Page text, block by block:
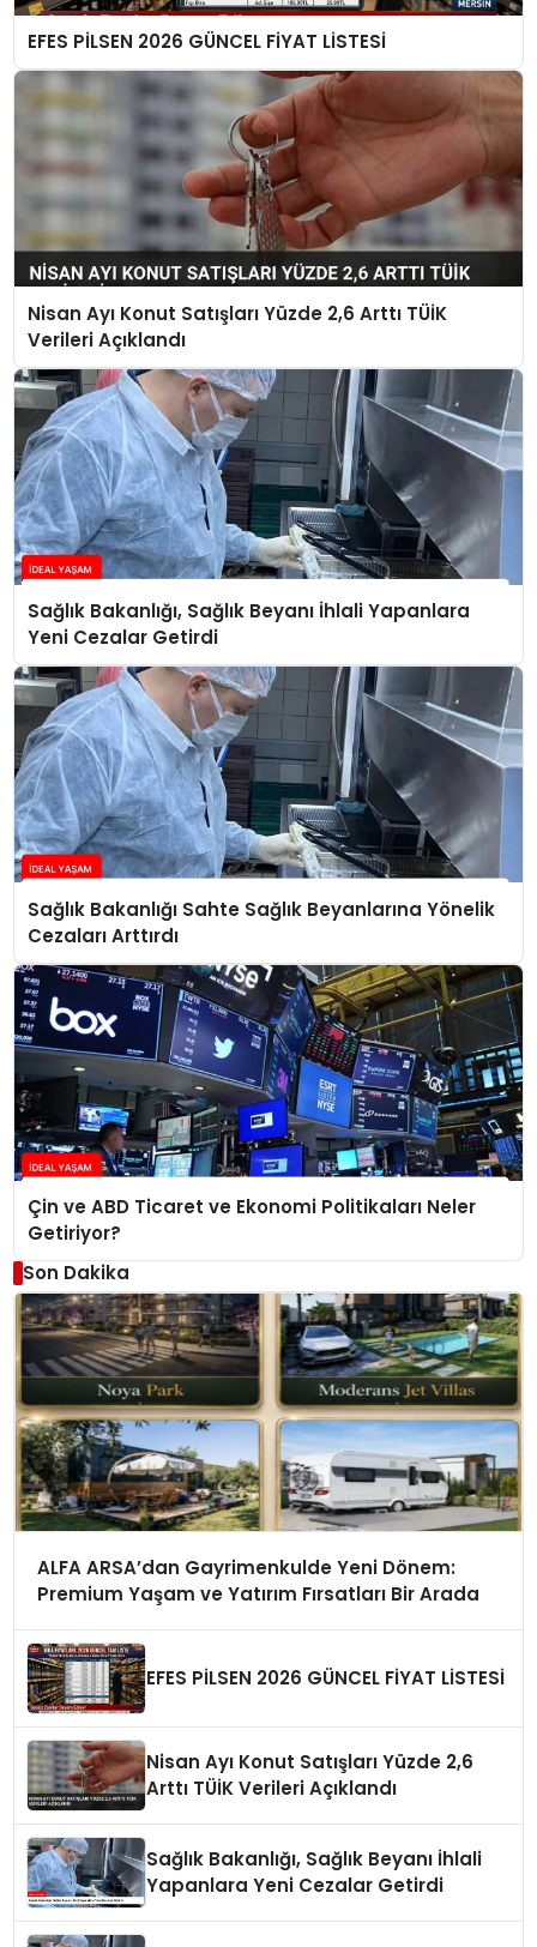
EFES PİLSEN 2026 GÜNCEL FİYAT LİSTESİ
Nisan Ayı Konut Satışları Yüzde 2,6 Arttı TÜİK
Verileri Açıklandı
Sağlık Bakanlığı, Sağlık Beyanı İhlali Yapanlara
Yeni Cezalar Getirdi
Sağlık Bakanlığı Sahte Sağlık Beyanlarına Yönelik
Cezaları Arttırdı
Çin ve ABD Ticaret ve Ekonomi Politikaları Neler
Getiriyor?
Son Dakika
ALFA ARSA’dan Gayrimenkulde Yeni Dönem:
Premium Yaşam ve Yatırım Fırsatları Bir Arada
EFES PİLSEN 2026 GÜNCEL FİYAT LİSTESİ
Nisan Ayı Konut Satışları Yüzde 2,6
Arttı TÜİK Verileri Açıklandı
Sağlık Bakanlığı, Sağlık Beyanı İhlali
Yapanlara Yeni Cezalar Getirdi